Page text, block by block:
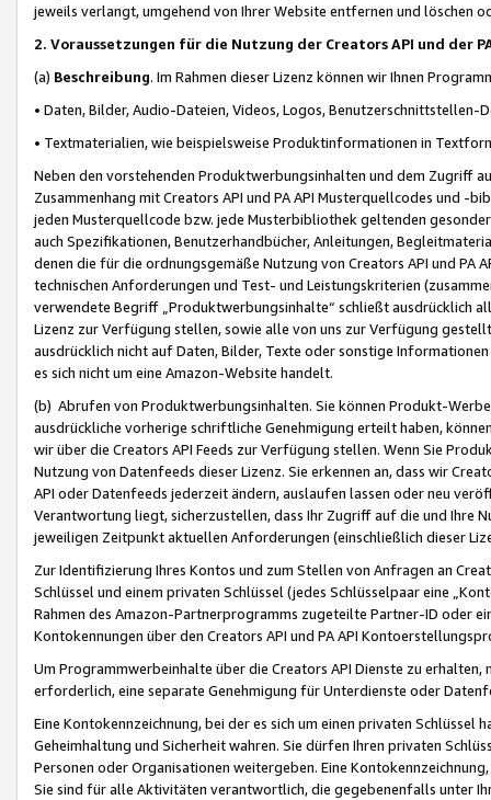
jeweils verlangt, umgehend von Ihrer Website entfernen und löschen
2. Voraussetzungen für die Nutzung der Creators API und der
(a) Beschreibung. Im Rahmen dieser Lizenz können wir Ihnen
• Daten, Bilder, Audio-Dateien, Videos, Logos, Benutzerschnittstellen-
• Textmaterialien, wie beispielsweise Produktinformationen in
Neben den vorstehenden Produktwerbungsinhalten und dem Zugriff
Zusammenhang mit Creators API und PA API Musterquellcodes und
jeden Musterquellcode bzw. jede Musterbibliothek geltenden
auch Spezifikationen, Benutzerhandbücher, Anleitungen,
denen die für die ordnungsgemäße Nutzung von Creators API und PA
technischen Anforderungen und Test- und Leistungskriterien
verwendete Begriff „Produktwerbungsinhalte“ schließt ausdrücklich
Lizenz zur Verfügung stellen, sowie alle von uns zur Verfügung
ausdrücklich nicht auf Daten, Bilder, Texte oder sonstige
es sich nicht um eine Amazon-Website handelt.
(b) Abrufen von Produktwerbungsinhalten. Sie können Produkt-
ausdrückliche vorherige schriftliche Genehmigung erteilt haben,
wir über die Creators API Feeds zur Verfügung stellen. Wenn Sie
Nutzung von Datenfeeds dieser Lizenz. Sie erkennen an, dass wir
API oder Datenfeeds jederzeit ändern, auslaufen lassen oder neu
Verantwortung liegt, sicherzustellen, dass Ihr Zugriff auf die und Ihre
jeweiligen Zeitpunkt aktuellen Anforderungen (einschließlich dieser
Zur Identifizierung Ihres Kontos und zum Stellen von Anfragen an
Schlüssel und einem privaten Schlüssel (jedes Schlüsselpaar eine
Rahmen des Amazon-Partnerprogramms zugeteilte Partner-ID oder
Kontokennungen über den Creators API und PA API
Um Programmwerbeinhalte über die Creators API Dienste zu
erforderlich, eine separate Genehmigung für Unterdienste oder
Eine Kontokennzeichnung, bei der es sich um einen privaten
Geheimhaltung und Sicherheit wahren. Sie dürfen Ihren privaten
Personen oder Organisationen weitergeben. Eine
Sie sind für alle Aktivitäten verantwortlich, die gegebenenfalls unter